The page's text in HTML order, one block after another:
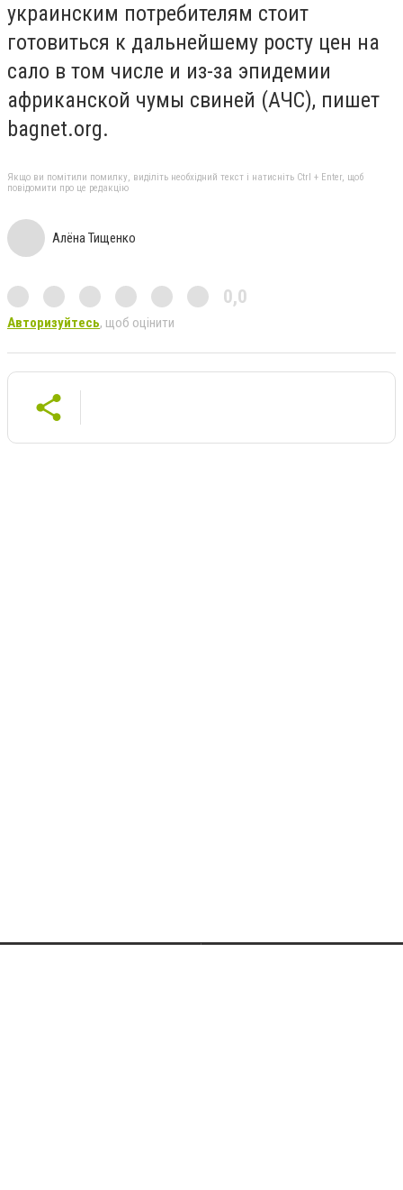
украинским потребителям стоит
готовиться к дальнейшему росту цен на
сало в том числе и из-за эпидемии
африканской чумы свиней (АЧС), пишет
bagnet.org.
Якщо ви помітили помилку, виділіть необхідний текст і натисніть Ctrl + Enter, щоб
повідомити про це редакцію
Алёна Тищенко
0,0
Авторизуйтесь, щоб оцінити